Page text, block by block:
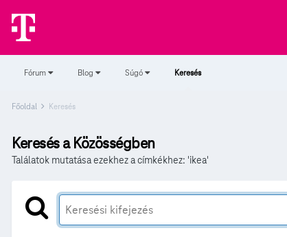
Fórum Blog Súgó Keresés
Főoldal Keresés
Keresés a Közösségben
Találatok mutatása ezekhez a címkékhez: 'ikea'